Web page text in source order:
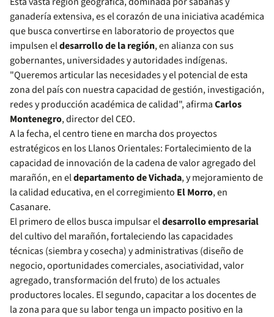
ganadería extensiva, es el corazón de una iniciativa académica
que busca convertirse en laboratorio de proyectos que
impulsen eldesarrollo de la región, en alianza con sus
gobernantes, universidades y autoridades indígenas.
"Queremos articular las necesidades y el potencial de esta
zona del país con nuestra capacidad de gestión, investigación,
redes y producción académica de calidad", afirmaCarlos
Montenegro, director del CEO.
A la fecha, el centro tiene en marcha dos proyectos
estratégicos en los Llanos Orientales: Fortalecimiento de la
capacidad de innovación de la cadena de valor agregado del
marañón, en eldepartamento de Vichada, y mejoramiento de
la calidad educativa, en el corregimiento El Morro, en
Casanare.
El primero de ellos busca impulsar eldesarrollo empresarial
del cultivo del marañón, fortaleciendo las capacidades
técnicas (siembra y cosecha) y administrativas (diseño de
negocio, oportunidades comerciales, asociatividad, valor
agregado, transformación del fruto) de los actuales
productores locales. El segundo, capacitar a los docentes de
la zona para que su labor tenga un impacto positivo en la